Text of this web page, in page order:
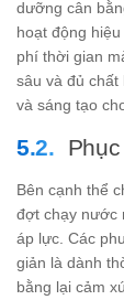
dưỡng cân
hoạt động
phí thời gian
sâu và đủ
và sáng tạo
Bên cạnh thể
đợt chạy nước
áp lực. Các
giản là dành
bằng lại cảm